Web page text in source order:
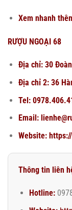
Xem nhanh
RƯỢU NGOẠI 68
Địa chỉ: 30
Địa chỉ 2: 36
Tel:
Email:
Website:
Thông tin liên
Hotline: